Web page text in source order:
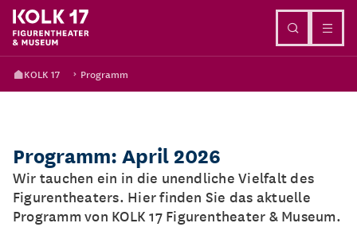
KOLK 17 Programm
Programm: April 2026
Wir tauchen ein in die unendliche Vielfalt des
Figurentheaters. Hier finden Sie das aktuelle
Programm von KOLK 17 Figurentheater & Museum.